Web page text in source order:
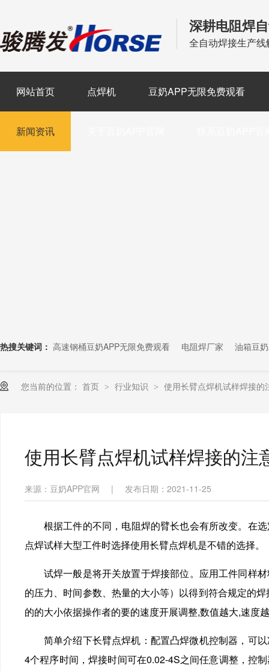
深耕电阻焊
全自动焊接生产
网站首页 点焊机 豆奶APP无限免费观看
新闻资讯
热搜关键词： 高速钢桶豆奶APP无限免费观看 电阻焊厂家 油箱豆
您当前的位置： 首页 > 行业知识 > 使用长臂点焊机试样焊接的
使用长臂点焊机试样焊接的注
来源：豆奶APP官网 | 发布日期：2021-11-25
根据工件的不同，电阻焊的臂长也会有所改变。
点焊试样大型工件时选择使用长臂点焊机是不错的选择。
试焊一般是将开关放置于焊接部位。应用工件同
的压力、时间参数、热量的大小等）以得到符合规定
的的大小依据操作者的要的速度开展调整,数值越大,速度越
简单介绍下长臂点焊机：配置凸焊微机控制器，可以
4个程序时间，焊接时间可在0.02-4S之间任意调整，控